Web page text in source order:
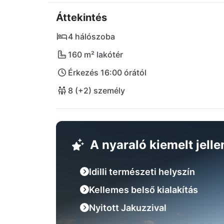
végigsétálhatnak a kis utcákon és
szupermarket is a villa ellátásához. Labin
Rabac nevű kis tengerparti üdülőhely,
km-re található.
Áttekintés
4 hálószoba
160 m² lakótér
Érkezés 16:00 órától
8 (+2) személy
A nyaraló kiemelt
Idilli természeti helyszín
Kellemes belső kialakítás
Nyitott Jakuzzival